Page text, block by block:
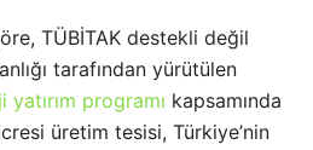
TÜBİTAK destekli değil
tarafından yürütülen
programı kapsamında
üretim tesisi, Türkiye’nin